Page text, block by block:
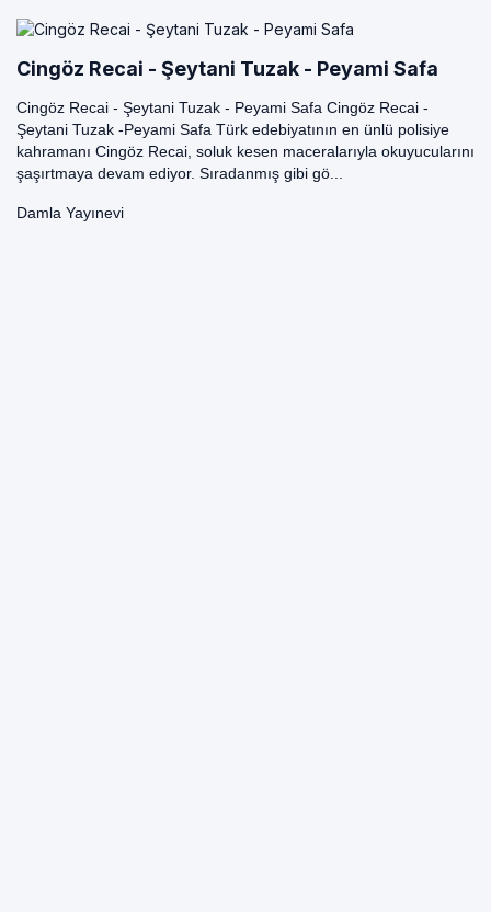
Cingöz Recai - Şeytani Tuzak - Peyami Safa
Cingöz Recai - Şeytani Tuzak - Peyami Safa Cingöz Recai -
Şeytani Tuzak -Peyami Safa Türk edebiyatının en ünlü polisiye
kahramanı Cingöz Recai, soluk kesen maceralarıyla okuyucularını
şaşırtmaya devam ediyor. Sıradanmış gibi gö...
Damla Yayınevi